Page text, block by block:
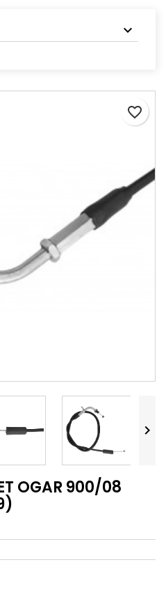
favorite_border


OGAR 900/08